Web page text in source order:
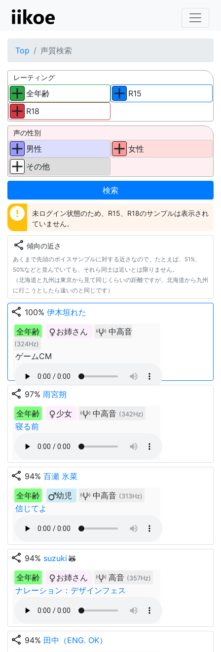
Top 声質検索
レーティング
全年齢
R18
R15
声の性別
男性
その他
女性
error
未ログイン状態のため、R15、R18のサンプルは表示され
ていません。
share 傾向の近さ
あくまで先頭のボイスサンプルに対する近さなので、たとえば、51%、
50%などと並んでいても、それら同士は近いとは限りません。
（北海道と九州は東京から見て同じくらいの距離ですが、北海道から九州
に行こうとしたら遠いのと同じです）
share 100% 伊木垣れた
全年齢
お姉さん 中高音
(324Hz)
ゲームCM
share 97% 雨宮朔
全年齢
少女 中高音 (342Hz)
寝る前
share 94% 百瀬 氷菜
全年齢
幼児 中高音 (313Hz)
信じてよ
share 94% suzuki🦝
全年齢
お姉さん 高音 (357Hz)
ナレーション：デザインフェス
share 94% 田中（ENG. OK）